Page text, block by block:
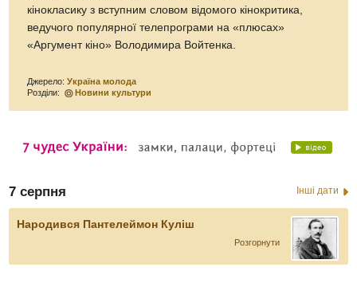
кінокласику з вступним словом відомого кінокритика,
ведучого популярної телепрограми на «плюсах»
«Аргумент кіно» Володимира Войтенка.
Джерело:Україна молода
Розділи:
Новини культури
7 серпня Інші дати
Народився Пантелеймон Куліш
Розгорнути